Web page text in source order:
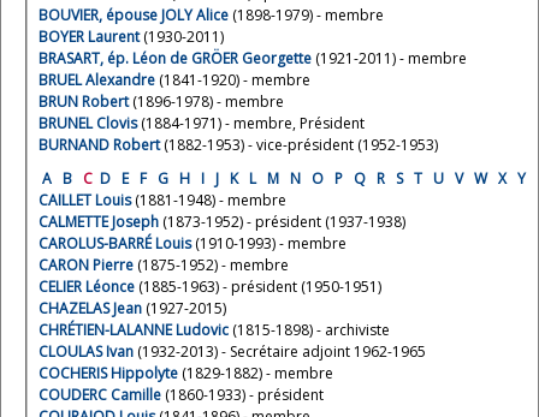
BOUVIER, épouse JOLY Alice (1898-1979) - membre
BOYER Laurent(1930-2011)
BRASART, ép. Léon de GRÖER Georgette (1921-2011) - membre
BRUEL Alexandre (1841-1920) - membre
BRUN Robert(1896-1978) - membre
BRUNEL Clovis(1884-1971) - membre, Président
BURNAND Robert(1882-1953) - vice-président (1952-1953)
A B C D E F G H I J K L M N O P Q R S T U V W X Y
CAILLET Louis(1881-1948) - membre
CALMETTE Joseph (1873-1952) - président (1937-1938)
CAROLUS-BARRÉ Louis(1910-1993) - membre
CARON Pierre (1875-1952) - membre
CELIER Léonce (1885-1963) - président (1950-1951)
CHAZELAS Jean (1927-2015)
CHRÉTIEN-LALANNE Ludovic (1815-1898) - archiviste
CLOULAS Ivan (1932-2013) - Secrétaire adjoint 1962-1965
COCHERIS Hippolyte (1829-1882) - membre
COUDERC Camille (1860-1933) - président